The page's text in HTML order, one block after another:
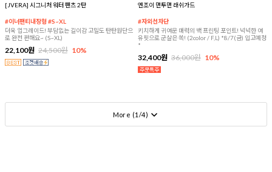
[JVERA] 시그니처 워터 팬츠 2탄
#이너팬티내장형 #S~XL
더욱 업그레이드! 부담없는 길이감 고밀도 탄탄원단으
로 완전 편해요~ (S~XL)
22,100원 24,500원 10%
엔조이 맨투맨 래쉬가드
#자외선차단
키치하게 귀여운 매력의 백 프린팅 포인트! 넉넉한 여
유핏으로 군살은 쏙! (2color / F,L) *8/7(금) 입고예정
*
32,400원 36,000원 10%
More (1 /4)